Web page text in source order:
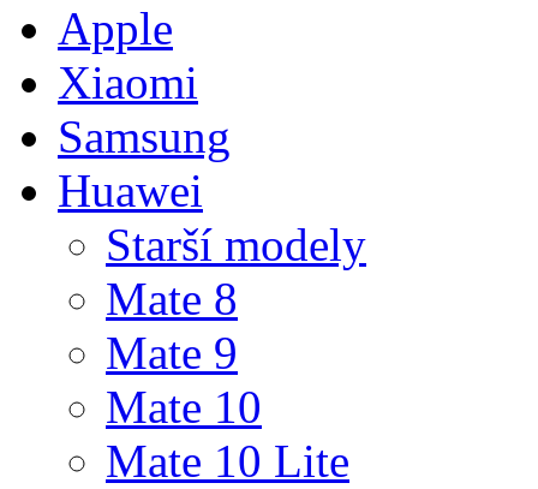
Apple
Xiaomi
Samsung
Huawei
Starší modely
Mate 8
Mate 9
Mate 10
Mate 10 Lite